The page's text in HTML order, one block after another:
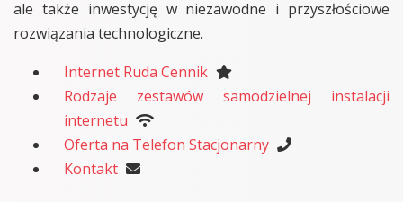
ale także inwestycję w niezawodne i przyszłościowe
rozwiązania technologiczne.
Internet Ruda Cennik
Rodzaje zestawów samodzielnej instalacji
internetu
Oferta na Telefon Stacjonarny
Kontakt